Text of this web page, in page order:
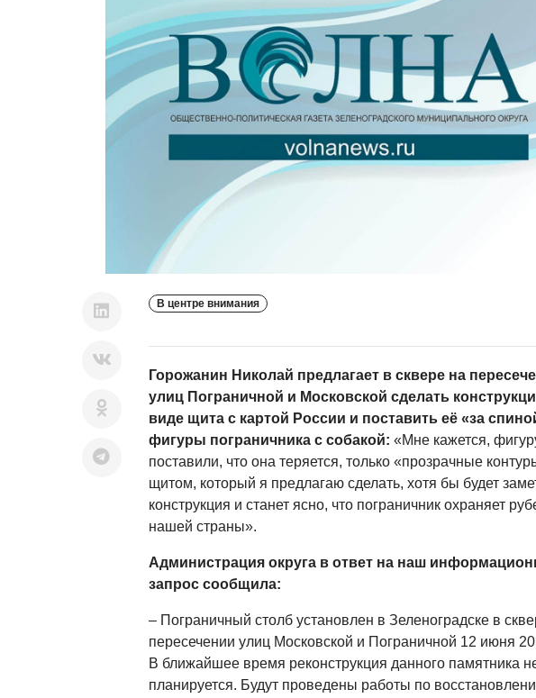
В центре внимания
Горожанин Николай предлагает в сквере на
улиц Пограничной и Московской сделать
виде щита с картой России и поставить её «за
фигуры пограничника с собакой: «Мне кажется,
поставили, что она теряется, только «прозрачные
щитом, который я предлагаю сделать, хотя бы будет
конструкция и станет ясно, что пограничник охраняет
нашей страны».
Администрация округа в ответ на наш
запрос сообщила:
– Пограничный столб установлен в Зеленоградске в
пересечении улиц Московской и Пограничной 12 июня
В ближайшее время реконструкция данного памятника
планируется. Будут проведены работы по